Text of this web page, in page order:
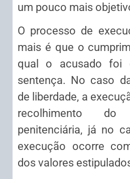
um pouco mais
O processo de
mais é que o
qual o acusado foi
sentença. No caso
de liberdade, a
recolhimento
penitenciária, já no
execução ocorre
dos valores